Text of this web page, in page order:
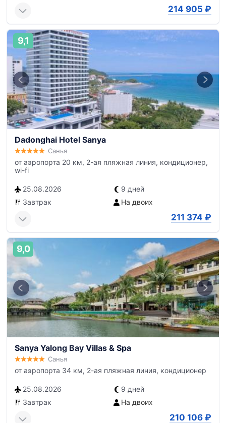
214 905 ₽
9,1
Dadonghai Hotel Sanya
Санья
от аэропорта 20 км, 2-ая пляжная линия, кондиционер,
wi-fi
25.08.2026
9 дней
Завтрак
На двоих
211 374 ₽
9,0
Sanya Yalong Bay Villas & Spa
Санья
от аэропорта 34 км, 2-ая пляжная линия, кондиционер
25.08.2026
9 дней
Завтрак
На двоих
210 106 ₽